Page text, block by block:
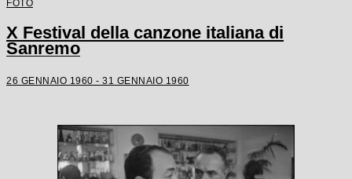
FOTO
X Festival della canzone italiana di
Sanremo
26 GENNAIO 1960 - 31 GENNAIO 1960